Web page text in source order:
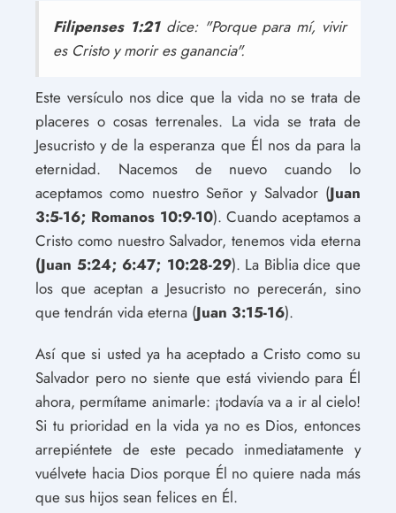
Filipenses 1:21dice: "Porque para mí, vivir
es Cristo y morir es ganancia".
Este versículo nos dice que la vida no se trata de
placeres o cosas terrenales. La vida se trata de
Jesucristo y de la esperanza que Él nos da para la
eternidad. Nacemos de nuevo cuando lo
aceptamos como nuestro Señor y Salvador (Juan
3:5-16; Romanos 10:9-10). Cuando aceptamos a
Cristo como nuestro Salvador, tenemos vida eterna
(Juan 5:24; 6:47; 10:28-29). La Biblia dice que
los que aceptan a Jesucristo no perecerán, sino
que tendrán vida eterna (Juan 3:15-16).
Así que si usted ya ha aceptado a Cristo como su
Salvador pero no siente que está viviendo para Él
ahora, permítame animarle: ¡todavía va a ir al cielo!
Si tu prioridad en la vida ya no es Dios, entonces
arrepiéntete de este pecado inmediatamente y
vuélvete hacia Dios porque Él no quiere nada más
que sus hijos sean felices en Él.